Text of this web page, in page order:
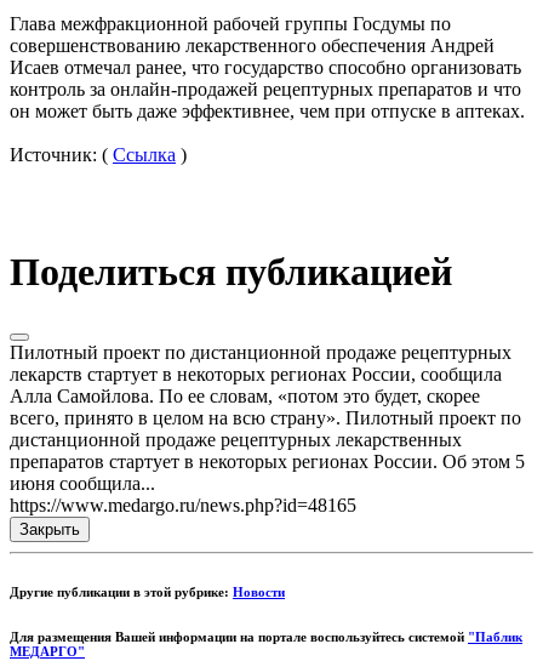
Глава межфракционной рабочей группы Госдумы по
совершенствованию лекарственного обеспечения Андрей
Исаев отмечал ранее, что государство способно организовать
контроль за онлайн-продажей рецептурных препаратов и что
он может быть даже эффективнее, чем при отпуске в аптеках.
Источник: ( Ссылка )
Поделиться публикацией
Пилотный проект по дистанционной продаже рецептурных
лекарств стартует в некоторых регионах России, сообщила
Алла Самойлова. По ее словам, «потом это будет, скорее
всего, принято в целом на всю страну». Пилотный проект по
дистанционной продаже рецептурных лекарственных
препаратов стартует в некоторых регионах России. Об этом 5
июня сообщила...
https://www.medargo.ru/news.php?id=48165
Закрыть
Другие публикации в этой рубрике: Новости
Для размещения Вашей информации на портале воспользуйтесь системой "Паблик
МЕДАРГО"